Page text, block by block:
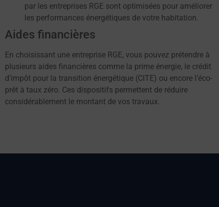
par les entreprises RGE sont optimisées pour améliorer
les performances énergétiques de votre habitation.
Aides financières
En choisissant une entreprise RGE, vous pouvez prétendre à
plusieurs aides financières comme la prime énergie, le crédit
d’impôt pour la transition énergétique (CITE) ou encore l’éco-
prêt à taux zéro. Ces dispositifs permettent de réduire
considérablement le montant de vos travaux.